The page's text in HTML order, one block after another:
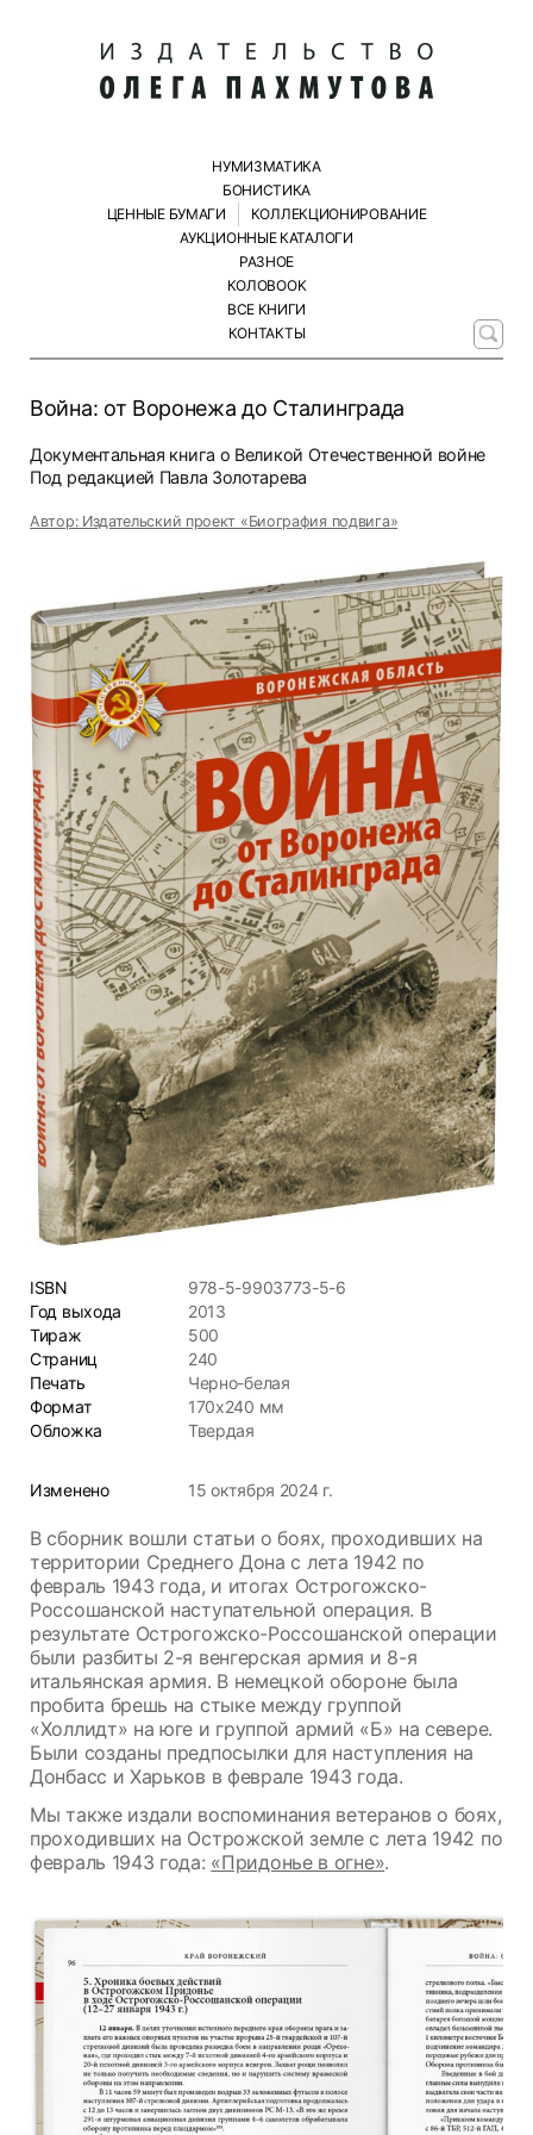
НУМИЗМАТИКА
БОНИСТИКА
ЦЕННЫЕ БУМАГИ
КОЛЛЕКЦИОНИРОВАНИЕ
АУКЦИОННЫЕ КАТАЛОГИ
РАЗНОЕ
КОЛОBOOK
ВСЕ КНИГИ
КОНТАКТЫ
Война: от Воронежа до Сталинграда
Документальная книга о Великой Отечественной войне
Под редакцией Павла Золотарева
Автор: Издательский проект «Биография подвига»
ISBN
978-5-9903773-5-6
Год выхода
2013
Тираж
500
Страниц
240
Печать
Черно-белая
Формат
170х240 мм
Обложка
Твердая
Изменено 15 октября 2024 г.
В сборник вошли статьи о боях, проходивших на
территории Среднего Дона с лета 1942 по
февраль 1943 года, и итогах Острогожско-
Россошанской наступательной операция. В
результате Острогожско-Россошанской операции
были разбиты 2-я венгерская армия и 8-я
итальянская армия. В немецкой обороне была
пробита брешь на стыке между группой
«Холлидт» на юге и группой армий «Б» на севере.
Были созданы предпосылки для наступления на
Донбасс и Харьков в феврале 1943 года.
Мы также издали воспоминания ветеранов о боях,
проходивших на Острожской земле с лета 1942 по
февраль 1943 года: «Придонье в огне».